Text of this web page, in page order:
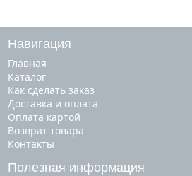
Навигация
Главная
Каталог
Как сделать заказ
Доставка и оплата
Оплата картой
Возврат товара
Контакты
Полезная информация